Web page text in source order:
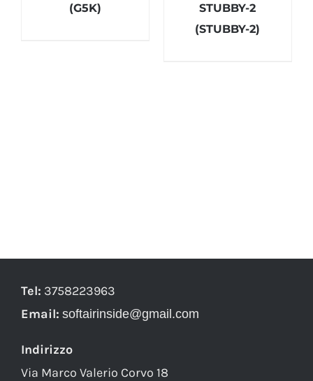
(G5K)
STUBBY-2
(STUBBY-2)
Tel: 3758223963
Email: softairinside@gmail.com
Indirizzo
Via Marco Valerio Corvo 18